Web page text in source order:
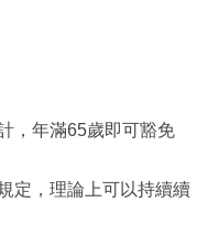
，年滿65歲即可豁免
定，理論上可以持續續